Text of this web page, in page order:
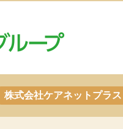
株式会社ケアネットプラス